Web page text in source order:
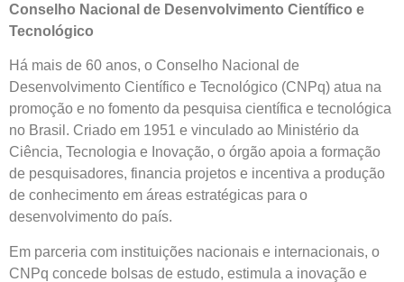
Conselho Nacional de Desenvolvimento Científico e
Tecnológico
Há mais de 60 anos, o Conselho Nacional de
Desenvolvimento Científico e Tecnológico (CNPq) atua na
promoção e no fomento da pesquisa científica e tecnológica
no Brasil. Criado em 1951 e vinculado ao Ministério da
Ciência, Tecnologia e Inovação, o órgão apoia a formação
de pesquisadores, financia projetos e incentiva a produção
de conhecimento em áreas estratégicas para o
desenvolvimento do país.
Em parceria com instituições nacionais e internacionais, o
CNPq concede bolsas de estudo, estimula a inovação e